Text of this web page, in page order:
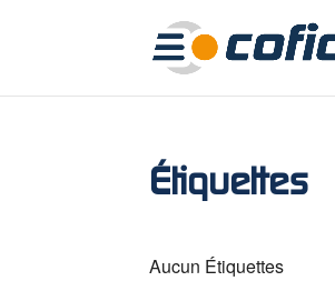
Étiquettes
Aucun Étiquettes